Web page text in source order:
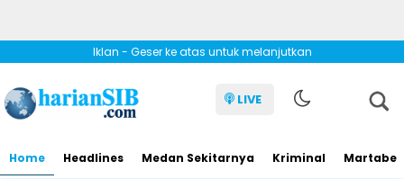
Iklan - Geser ke atas untuk melanjutkan
LIVE
Home Headlines Medan Sekitarnya Kriminal Martabe